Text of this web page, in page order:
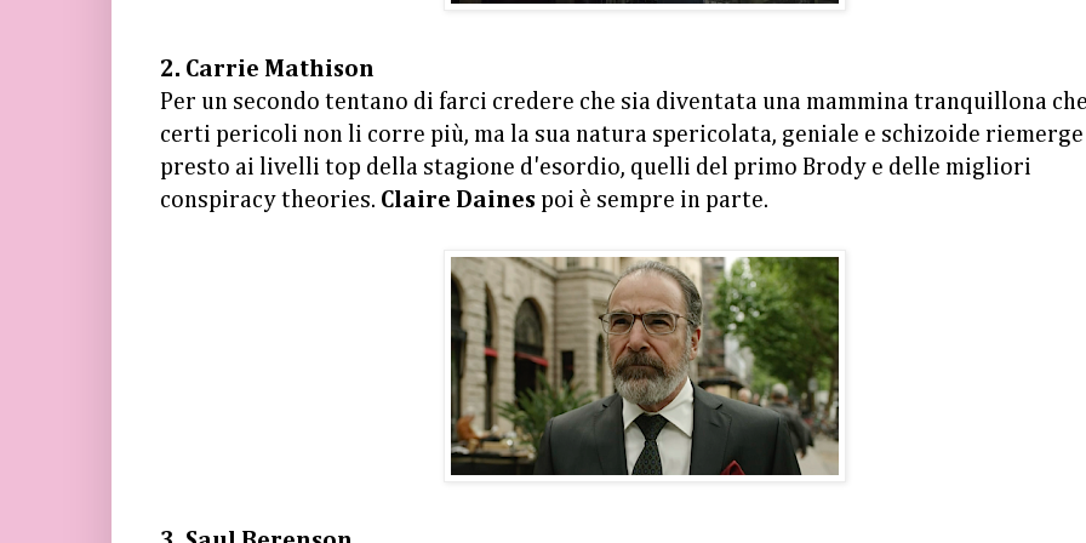
2. Carrie Mathison
Per un secondo tentano di farci credere che sia diventata una mammina tranquillona
certi pericoli non li corre più, ma la sua natura spericolata, geniale e schizoide riemerge
presto ai livelli top della stagione d'esordio, quelli del primo Brody e delle migliori
conspiracy theories. Claire Daines poi è sempre in parte.